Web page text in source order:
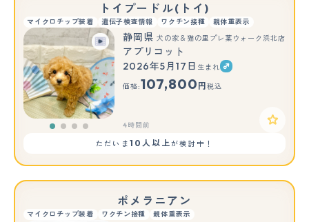
トイプードル(トイ)
マイクロチップ装着 遺伝子検査情報 ワクチン接種 親体重表示
静岡県 犬の家＆猫の里プレ葉ウォーク浜北店
アプリコット
2026年5月17日 生まれ
価格:107,800 円 税込
4時間前
ただいま 10人以上が検討中！
ポメラニアン
マイクロチップ装着 ワクチン接種 親体重表示